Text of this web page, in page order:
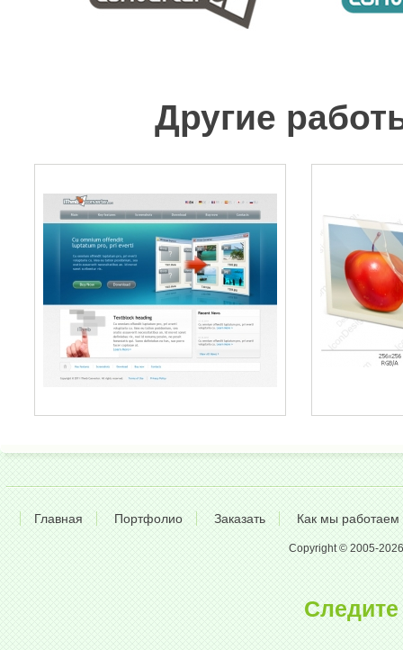
Другие
Главная Портфолио Заказать Как мы работаем
Copyright © 2005-